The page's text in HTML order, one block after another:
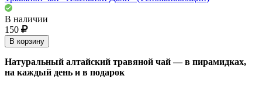
В наличии
150
В корзину
Натуральный алтайский травяной чай — в пирамидках,
на каждый день и в подарок